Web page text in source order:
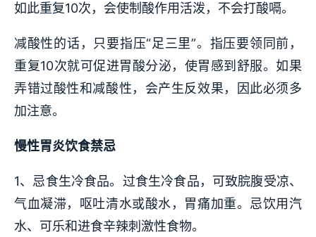
如此重复10次，会使制酸作用活泼，不会打酸嗝。
减酸性的话，只要指压“足三里”。指压要领同前，
重复10次就可促进胃酸分泌，使胃感到舒服。如果
弄错过酸性和减酸性，会产生反效果，因此必须多
加注意。
慢性胃炎饮食禁忌
1、忌食生冷食品。过食生冷食品，可致脘腹受凉、
气血凝滞，呕吐清水或酸水，胃痛加重。忌饮用汽
水、可乐和进食辛辣刺激性食物。